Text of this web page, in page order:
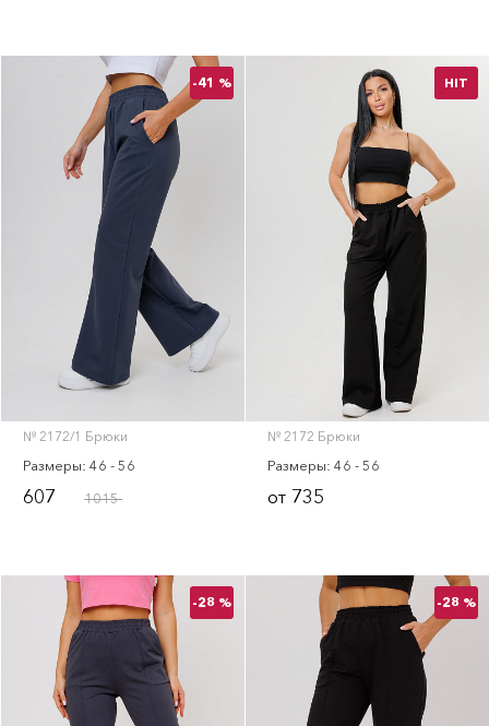
-41 %
№ 2172/1 Брюки
Размеры: 46 - 56
607 1015
HIT
№ 2172 Брюки
Размеры: 46 - 56
от735
-28 % -28 %